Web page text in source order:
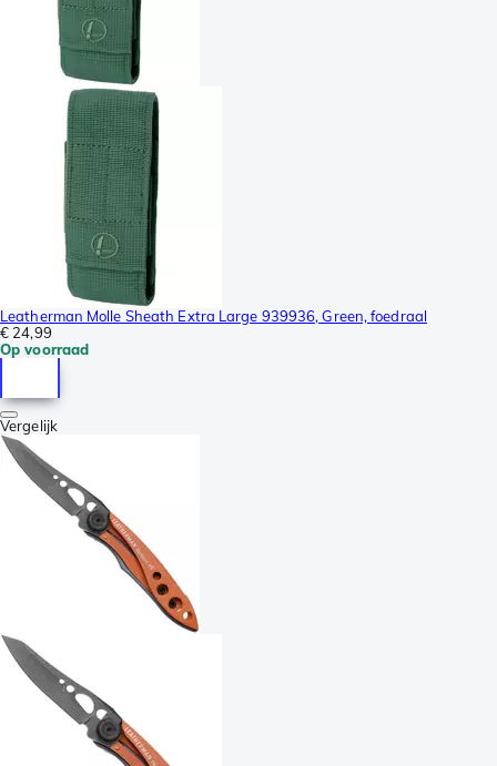
Leatherman Molle Sheath Extra Large 939936, Green, foedraal
€ 24,99
Op voorraad
Vergelijk